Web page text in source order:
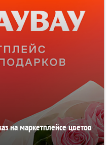
на маркетплейсе цветов